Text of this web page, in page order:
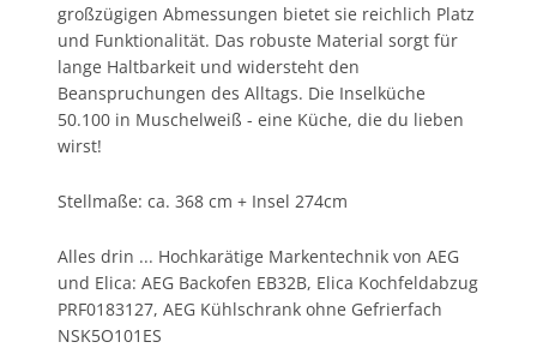
großzügigen Abmessungen bietet sie reichlich Platz
und Funktionalität. Das robuste Material sorgt für
lange Haltbarkeit und widersteht den
Beanspruchungen des Alltags. Die Inselküche
50.100 in Muschelweiß - eine Küche, die du lieben
wirst!
Stellmaße: ca. 368 cm + Insel 274cm
Alles drin ... Hochkarätige Markentechnik von AEG
und Elica: AEG Backofen EB32B, Elica Kochfeldabzug
PRF0183127, AEG Kühlschrank ohne Gefrierfach
NSK5O101ES